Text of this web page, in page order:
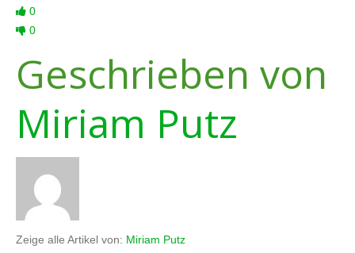
0
0
Geschrieben von
Miriam Putz
Zeige alle Artikel von: Miriam Putz